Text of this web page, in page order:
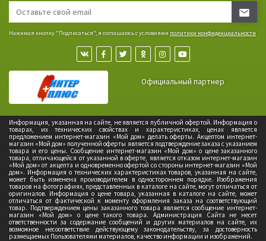
Нажимая кнопку "Подписаться", я соглашаюсь с условиями политики конфиденциальности
Официальный партнер
Информация, указанная на сайте, не является публичной офертой. Информация о
товарах, их технических свойствах и характеристиках, ценах является
предложением интернет-магазин «Мой дом» делать оферты. Акцептом интернет-
магазин «Мой дом» полученной оферты является подтверждение заказа с указанием
товара и его цены. Сообщение интернет-магазин «Мой дом» о цене заказанного
товара, отличающейся от указанной в оферте, является отказом интернет-магазин
«Мой дом» от акцепта и одновременно офертой со стороны интернет-магазин «Мой
дом». Информация о технических характеристиках товаров, указанная на сайте,
может быть изменена производителем в одностороннем порядке. Изображения
товаров на фотографиях, представленных в каталоге на сайте, могут отличаться от
оригиналов. Информация о цене товара, указанная в каталоге на сайте, может
отличаться от фактической к моменту оформления заказа на соответствующий
товар. Подтверждением цены заказанного товара является сообщение интернет-
магазин «Мой дом» о цене такого товара. Администрация Сайта не несет
ответственности за содержание сообщений и других материалов на сайте, их
возможное несоответствие действующему законодательству, за достоверность
размещаемых Пользователями материалов, качество информации и изображений.